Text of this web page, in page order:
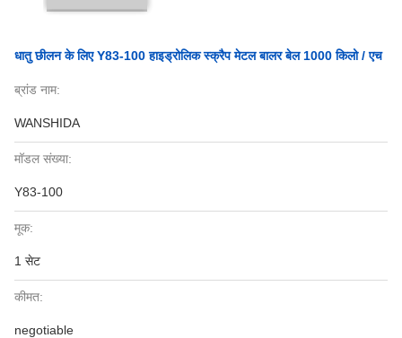
धातु छीलन के लिए Y83-100 हाइड्रोलिक स्क्रैप मेटल बालर बेल 1000 किलो / एच
ब्रांड नाम:
WANSHIDA
मॉडल संख्या:
Y83-100
मूक:
1 सेट
कीमत:
negotiable